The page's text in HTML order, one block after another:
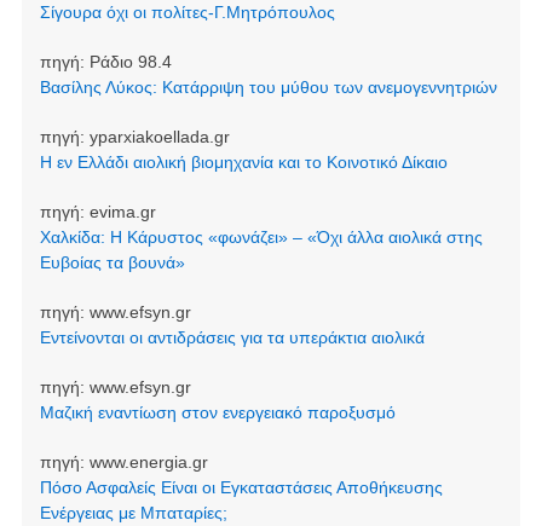
Σίγουρα όχι οι πολίτες-Γ.Μητρόπουλος
πηγή: Ράδιο 98.4
Βασίλης Λύκος: Κατάρριψη του μύθου των ανεμογεννητριών
πηγή: yparxiakoellada.gr
Η εν Ελλάδι αιολική βιομηχανία και το Κοινοτικό Δίκαιο
πηγή: evima.gr
Χαλκίδα: Η Κάρυστος «φωνάζει» – «Όχι άλλα αιολικά στης
Ευβοίας τα βουνά»
πηγή: www.efsyn.gr
Εντείνονται οι αντιδράσεις για τα υπεράκτια αιολικά
πηγή: www.efsyn.gr
Μαζική εναντίωση στον ενεργειακό παροξυσμό
πηγή: www.energia.gr
Πόσο Ασφαλείς Είναι οι Εγκαταστάσεις Αποθήκευσης
Ενέργειας με Μπαταρίες;